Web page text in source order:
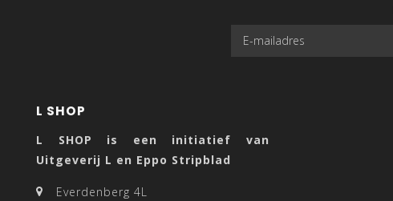
L SHOP
L SHOP is een initiatief van
Uitgeverij L en Eppo Stripblad
Everdenberg 4L